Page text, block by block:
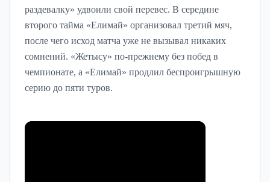
раздевалку» удвоили свой перевес. В середине
второго тайма «Елимай» организовал третий мяч,
после чего исход матча уже не вызывал никаких
сомнений. «Жетысу» по-прежнему без побед в
чемпионате, а «Елимай» продлил беспроигрышную
серию до пяти туров.